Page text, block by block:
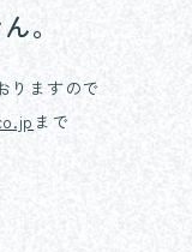
。
りますので
まで